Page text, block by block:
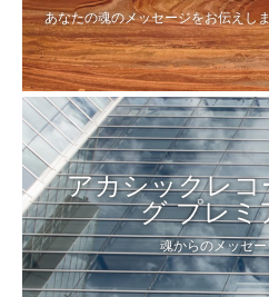
あなたの魂のメッセージをお伝えし
アカシックレ
グ プレミ
魂からのメッセ